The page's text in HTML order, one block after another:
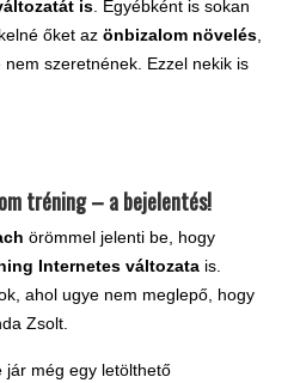
is . Egyébként is sokan
őket azönbizalom növelés
szeretnének. Ezzel nekik is
tréning – a bejelentés!
örömmel jelenti be, hogy
Internetes változata is.
ahol ugye nem meglepő, hogy
Zsolt.
jár még egy letölthető